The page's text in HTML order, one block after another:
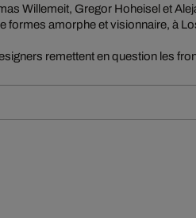
Willemeit, Gregor Hoheisel et
formes amorphe et visionnaire, à
remettent en question les